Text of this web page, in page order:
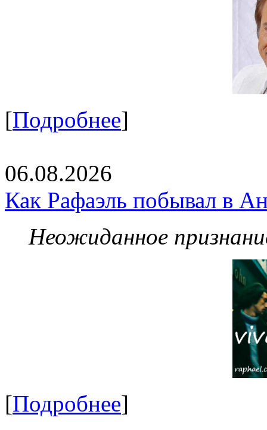
[Подробнее]
06.08.2026
Как Рафаэль побывал в
Неожиданное
[Подробнее]